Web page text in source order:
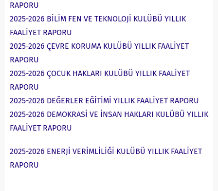
RAPORU
2025-2026 BİLİM FEN VE TEKNOLOJİ KULÜBÜ YILLIK
FAALİYET RAPORU
2025-2026 ÇEVRE KORUMA KULÜBÜ YILLIK FAALİYET
RAPORU
2025-2026 ÇOCUK HAKLARI KULÜBÜ YILLIK FAALİYET
RAPORU
2025-2026 DEĞERLER EĞİTİMİ YILLIK FAALİYET RAPORU
2025-2026 DEMOKRASİ VE İNSAN HAKLARI KULÜBÜ YILLIK
FAALİYET RAPORU
2025-2026 ENERJİ VERİMLİLİĞİ KULÜBÜ YILLIK FAALİYET
RAPORU